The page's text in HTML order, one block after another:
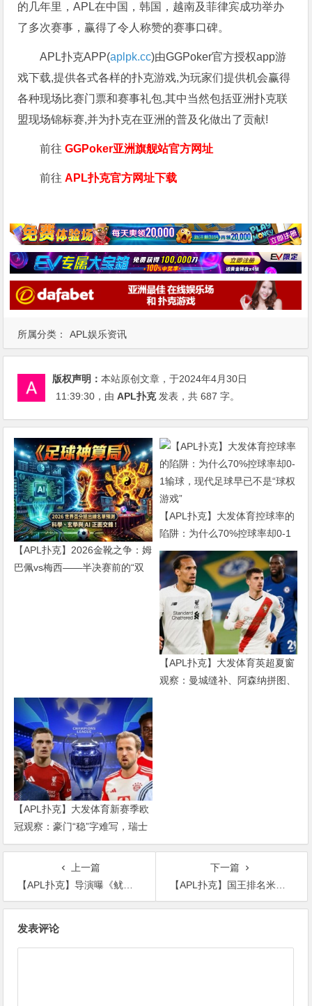
所属分类： APL娱乐资讯
的几年里，APL在中国，韩国，越南及菲律宾成功举办
了多次赛事，赢得了令人称赞的赛事口碑。
APL扑克APP(aplpk.cc)由GGPoker官方授权app游
戏下载,提供各式各样的扑克游戏,为玩家们提供机会赢得
各种现场比赛门票和赛事礼包,其中当然包括亚洲扑克联
盟现场锦标赛,并为扑克在亚洲的普及化做出了贡献!
前往GGPoker亚洲旗舰站官方网址
前往APL扑克官方网址下载
版权声明：本站原创文章，于2024年4月30日
11:39:30 ，由APL扑克发表，共 687 字。
【APL扑克】2026金靴之争：姆
巴佩vs梅西——半决赛前的“双
【APL扑克】大发体育控球率的
陷阱：为什么70%控球率却0-1
输球，现代足球早已不是“球权
游戏”
【APL扑克】大发体育英超夏窗
观察：曼城缝补、阿森纳拼图、
【APL扑克】大发体育新赛季欧
冠观察：豪门“稳”字难写，瑞士
轮赛制让每一场都变成生死
上一篇
【APL扑克】导演曝《鱿鱼游戏》确定拍摄第二季, 演员会原班原马吗
下一篇
【APL扑克】国王排名米兰乔是谁和伯斯约定了什么? 米兰乔是魔镜吗
发表评论